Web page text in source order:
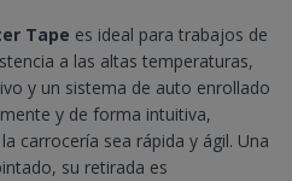
Tape es ideal para trabajos de
a las altas temperaturas,
y un sistema de auto enrollado
y de forma intuitiva,
carrocería sea rápida y ágil. Una
su retirada es